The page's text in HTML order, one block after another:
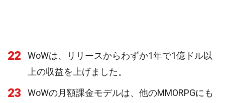
22
WoWは、リリースからわずか1年で1億ドル以
上の収益を上げました。
23
WoWの月額課金モデルは、他のMMORPGにも